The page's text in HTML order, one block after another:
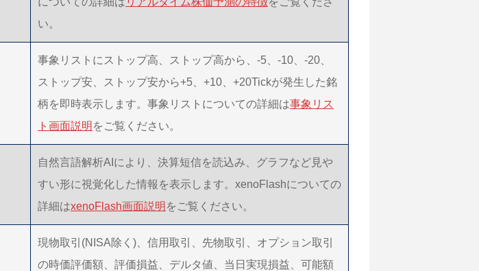
い。
事象リストにストップ高、ストップ高から、-5、-10、-20、
ストップ安、ストップ安から+5、+10、+20Tickが発生した銘
柄を即時表示します。事象リストについての詳細は事象リス
ト画面説明 をご覧ください。
自然言語解析AIにより、決算短信を読込み、グラフなど見や
すい形に視覚化した情報を表示します。xenoFlashについての
詳細はxenoFlash画面説明 をご覧ください。
現物取引(NISA除く)、信用取引、先物取引、オプション取引
の時価評価額、評価損益、デルタ値、当日実現損益、可能額